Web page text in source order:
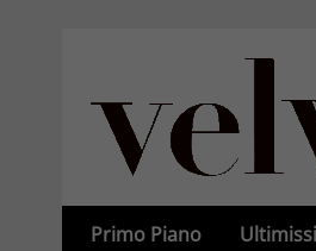
Primo Piano